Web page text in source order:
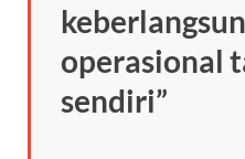
operasional
sendiri”